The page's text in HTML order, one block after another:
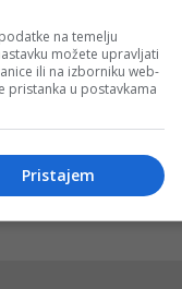
iznosila su
„Kreka“,
KM, RMU
na temelju
možete upravljati
ili na izborniku web-
pristanka u postavkama
Pristajem